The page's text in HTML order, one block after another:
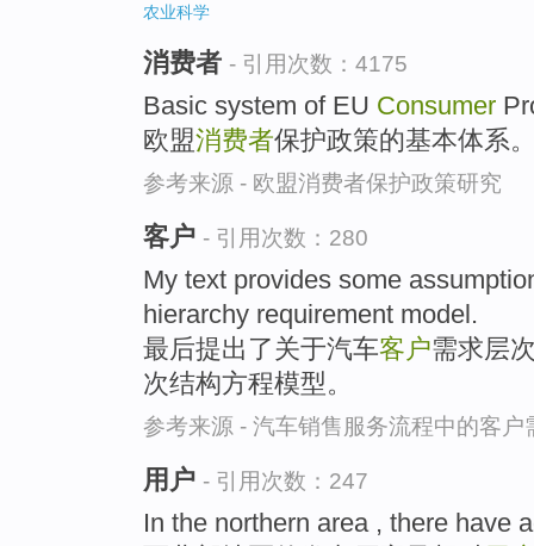
农业科学
消费者 - 引用次数：4175
Basic system of EU Consumer
欧盟消费者保护政策的基本体系
参考来源 - 欧盟消费者保护政策研究
客户 - 引用次数：280
My text provides some
hierarchy requirement model.
最后提出了关于汽车客户需求层
次结构方程模型。
参考来源 - 汽车销售服务流程中的客户
用户 - 引用次数：247
In the northern area , there have